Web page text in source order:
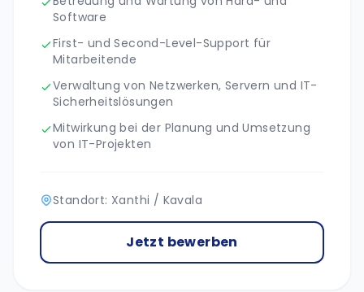
Software
First- und Second-Level-Support für
Mitarbeitende
Verwaltung von Netzwerken, Servern und IT-
Sicherheitslösungen
Mitwirkung bei der Planung und Umsetzung
von IT-Projekten
Standort: Xanthi / Kavala
Jetzt bewerben